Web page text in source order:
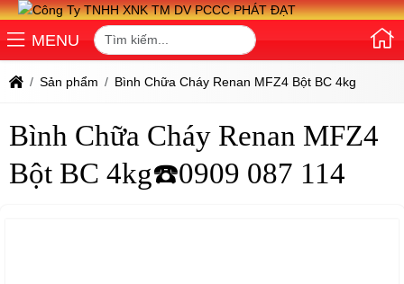
MENU
Sản phẩm Bình Chữa Cháy Renan MFZ4 Bột BC 4kg
Bình Chữa Cháy Renan MFZ4
Bột BC 4kg☎️0909 087 114